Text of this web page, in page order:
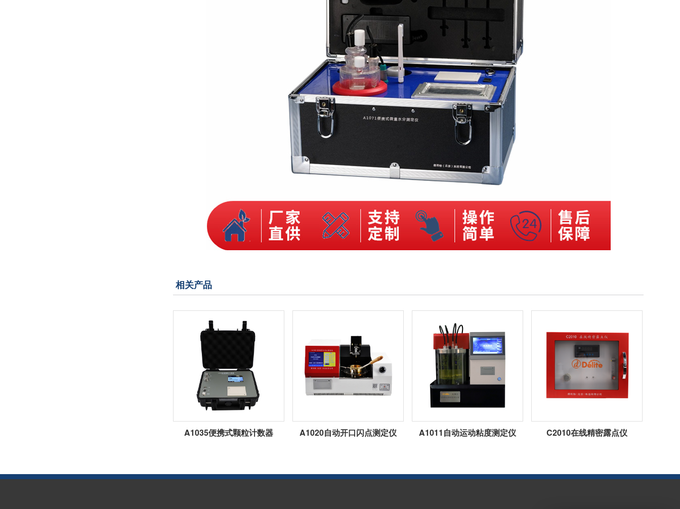
相关产品
A1035便携式颗粒计数器 A1020自动开口闪点测定仪 A1011自动运动粘度测定仪 C2010在线精密露点仪